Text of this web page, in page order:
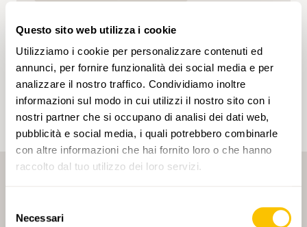
Questo sito web utilizza i cookie
Utilizziamo i cookie per personalizzare contenuti ed
annunci, per fornire funzionalità dei social media e per
analizzare il nostro traffico. Condividiamo inoltre
informazioni sul modo in cui utilizzi il nostro sito con i
nostri partner che si occupano di analisi dei dati web,
pubblicità e social media, i quali potrebbero combinarle
con altre informazioni che hai fornito loro o che hanno
raccolto dal tuo utilizzo dei loro servizi.
delNecessari
Cliccando su un tag, puoi aggiungerlo al tuo
account e ottenere contenuti personalizzati in base
ai tuoi interessi. I tag possono essere salvati solo in
un account.